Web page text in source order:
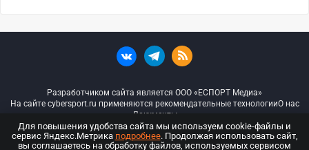
Разработчиком сайта является ООО «ЕСПОРТ Медиа»
На сайте cybersport.ru применяются рекомендательные технологииО нас
Документы
© ООО «Киберспорт.ру» — Все права защищены
Для повышения удобства сайта мы используем cookie-файлы и
сервис Яндекс.Метрика подробнее. Продолжая использовать сайт,
вы соглашаетесь на обработку файлов, используемых сервисом